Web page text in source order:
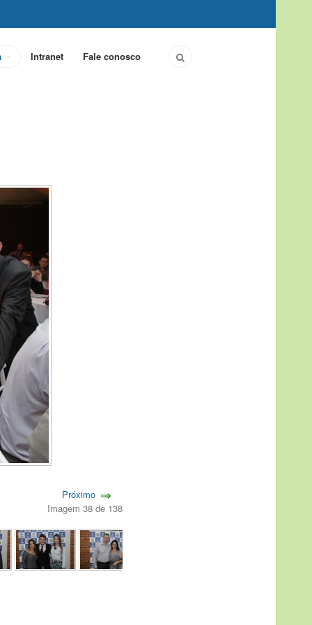
Intranet Fale conosco
Próximo
Imagem 38 de 138